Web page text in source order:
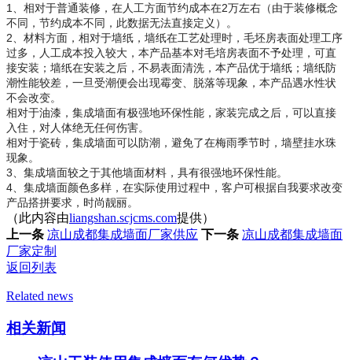
1、相对于普通装修，在人工方面节约成本在2万左右（由于装修概念
不同，节约成本不同，此数据无法直接定义）。
2、材料方面，相对于墙纸，墙纸在工艺处理时，毛坯房表面处理工序
过多，人工成本投入较大，本产品基本对毛培房表面不予处理，可直
接安装；墙纸在安装之后，不易表面清洗，本产品优于墙纸；墙纸防
潮性能较差，一旦受潮便会出现霉变、脱落等现象，本产品遇水性状
不会改变。
相对于油漆，集成墙面有极强地环保性能，家装完成之后，可以直接
入住，对人体绝无任何伤害。
相对于瓷砖，集成墙面可以防潮，避免了在梅雨季节时，墙壁挂水珠
现象。
3、集成墙面较之于其他墙面材料，具有很强地环保性能。
4、集成墙面颜色多样，在实际使用过程中，客户可根据自我要求改变
产品搭拼要求，时尚靓丽。
（此内容由liangshan.scjcms.com提供）
上一条 凉山成都集成墙面厂家供应 下一条 凉山成都集成墙面
厂家定制
返回列表
Related news
相关新闻